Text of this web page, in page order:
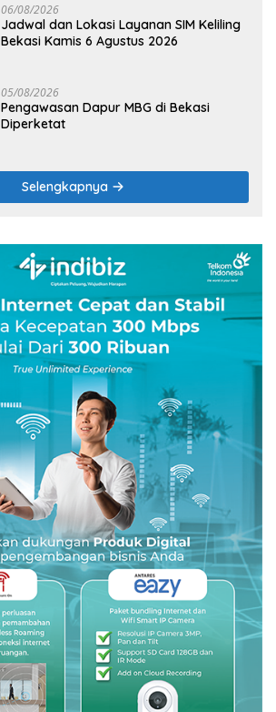
06/08/2026
Jadwal dan Lokasi Layanan SIM Keliling
Bekasi Kamis 6 Agustus 2026
05/08/2026
Pengawasan Dapur MBG di Bekasi
Diperketat
Selengkapnya